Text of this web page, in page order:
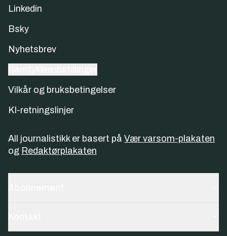
Linkedin
Bsky
Nyhetsbrev
Vilkår og bruksbetingelser
KI-retningslinjer
All journalistikk er basert på Vær varsom-plakaten
og Redaktørplakaten